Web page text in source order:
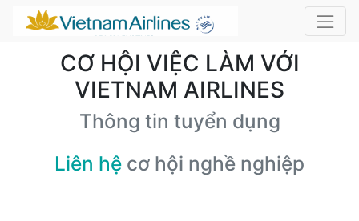
CƠ HỘI VIỆC LÀM VỚI
VIETNAM AIRLINES
Thông tin tuyển dụng
Liên hệ cơ hội nghề nghiệp